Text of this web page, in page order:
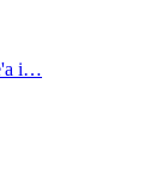
i…